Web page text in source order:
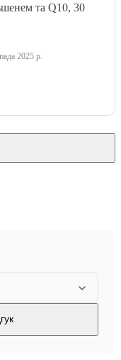
та Q10, 30
2025 р.